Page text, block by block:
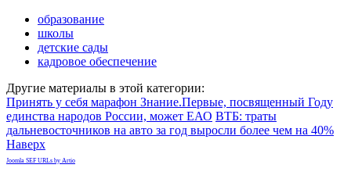
образование
школы
детские сады
кадровое обеспечение
Другие материалы в этой категории:
Принять у себя марафон Знание.Первые, посвященный Году
единства народов России, может ЕАО ВТБ: траты
дальневосточников на авто за год выросли более чем на 40%
Наверх
Joomla SEF URLs by Artio